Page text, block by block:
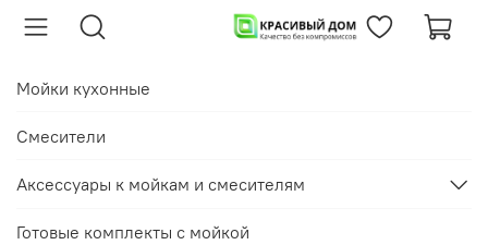
Мойки кухонные
Смесители
Аксессуары к мойкам и смесителям
Готовые комплекты с мойкой